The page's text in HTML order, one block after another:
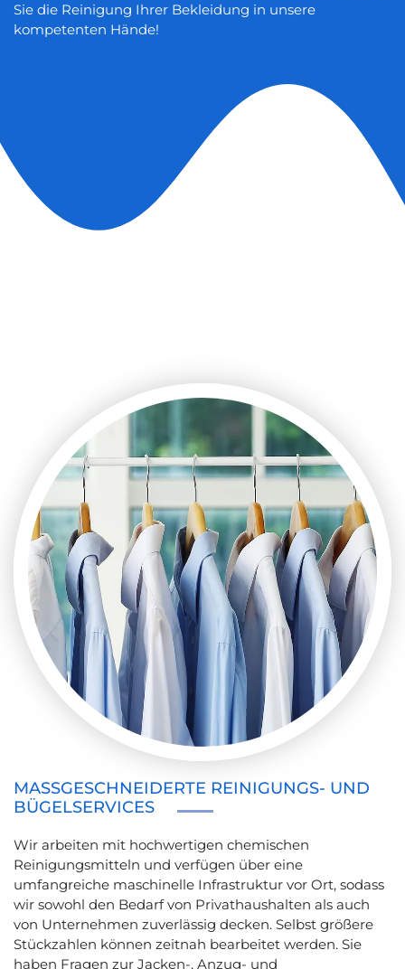
Sie die Reinigung Ihrer Bekleidung in unsere
kompetenten Hände!
MASSGESCHNEIDERTE REINIGUNGS- UND B
ÜGELSERVICES
Wir arbeiten mit hochwertigen chemischen
Reinigungsmitteln und verfügen über eine
umfangreiche maschinelle Infrastruktur vor Ort, sodass
wir sowohl den Bedarf von Privathaushalten als auch
von Unternehmen zuverlässig decken. Selbst größere
Stückzahlen können zeitnah bearbeitet werden. Sie
haben Fragen zur Jacken-, Anzug- und